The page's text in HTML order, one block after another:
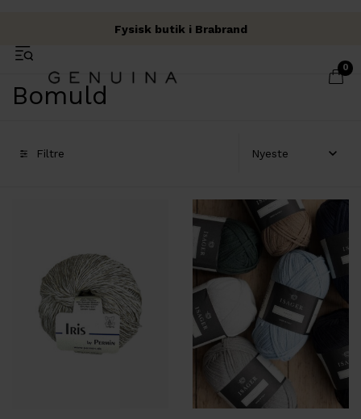
Fri fragt over 500 kr.
Fysisk butik i Brabrand
Garn & Håndværk
0
Bomuld
Filtre